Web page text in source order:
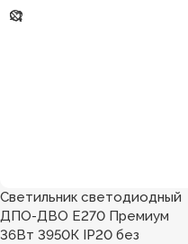
Светильник светодиодный
ДПО-ДВО E270 Премиум
36Вт 3950К IP20 без